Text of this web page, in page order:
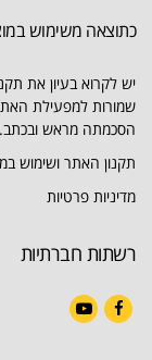
כתוצאה משימוש
יש לקרוא בעיון את
שמורות למפעילת
הסכמתה מראש ובכתב.
תקנון האתר ושימוש
מדיניות פרטיות
רשתות חברתיות